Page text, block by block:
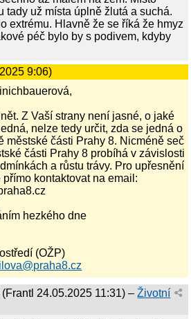
tady už místa úplně žlutá a suchá.
extrému. Hlavně že se říká že hmyz
péč bylo by s podivem, kdyby
9:06)
Z Vaší strany není jasné, o jaké
nelze tedy určit, zda se jedná o
městské části Prahy 8. Nicméně seč
části Prahy 8 probíhá v závislosti
a růstu trávy. Pro upřesnění
přímo kontaktovat na email:
hezkého dne
(OŽP)
(Frantl 24.05.2025 11:31) –Životní